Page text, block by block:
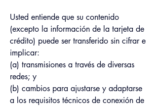
Usted entiende que su contenido
(excepto la información de la tarjeta de
crédito) puede ser transferido sin cifrar e
implicar:
(a) transmisiones a través de diversas
redes; y
(b) cambios para ajustarse y adaptarse
a los requisitos técnicos de conexión de